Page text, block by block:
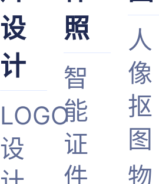
设
计
LOGO
设
照
智
能
证
件
人
像
抠
图
物